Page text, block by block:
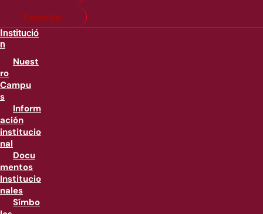
Pago en línea
Institució
n
Nuest
ro
Campu
s
Inform
ación
institucio
nal
Docu
mentos
Institucio
nales
Símbo